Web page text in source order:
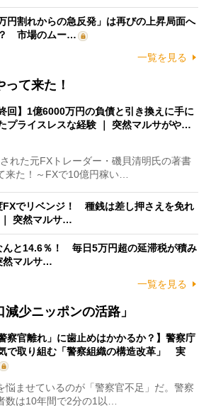
円割れからの急反発」は再びの上昇局面へ
市場のムー…
一覧を見る
て来た！
終回】1億6000万円の負債と引き換えに手に
プライスレスな経験 ｜ 突然マルサがや…
れた元FXトレーダー・磯貝清明氏の著書
来た！～FXで10億円稼い…
FXでリベンジ！ 種銭は差し押さえを免れ
突然マルサ…
んと14.6％！ 毎日5万円超の延滞税が積み
然マルサ…
一覧を見る
少ニッポンの活路」
警察官離れ」に歯止めはかかるか？】警察庁
で取り組む「警察組織の構造改革」 実
ませているのが「警察官不足」だ。警察
数は10年間で2分の1以…